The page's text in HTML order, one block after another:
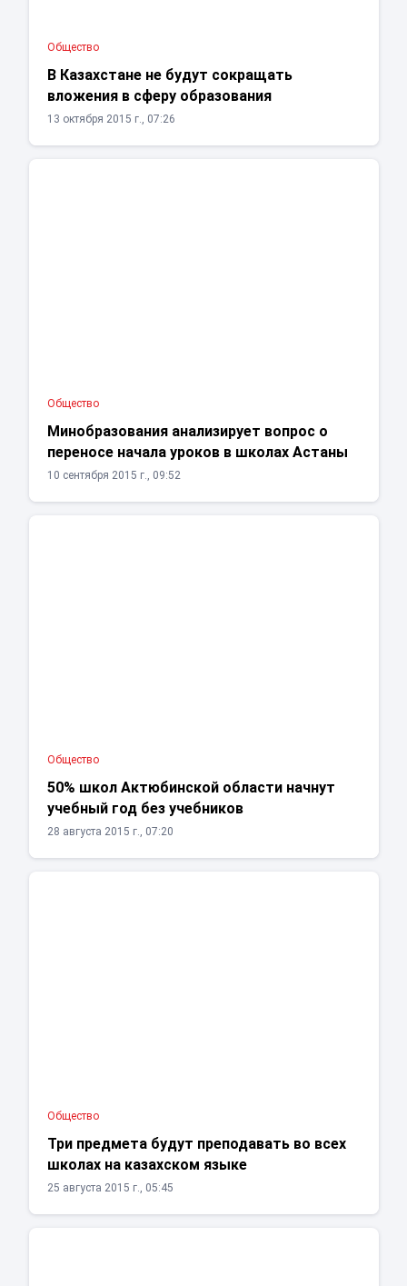
Общество
В Казахстане не будут сокращать
вложения в сферу образования
13 октября 2015 г., 07:26
Общество
Минобразования анализирует вопрос о
переносе начала уроков в школах Астаны
10 сентября 2015 г., 09:52
Общество
50% школ Актюбинской области начнут
учебный год без учебников
28 августа 2015 г., 07:20
Общество
Три предмета будут преподавать во всех
школах на казахском языке
25 августа 2015 г., 05:45